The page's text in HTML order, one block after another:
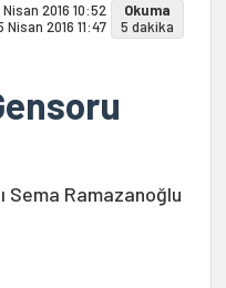
Nisan 2016 10:52
Nisan 2016 11:47
Okuma
5 dakika
Sema Ramazanoğlu